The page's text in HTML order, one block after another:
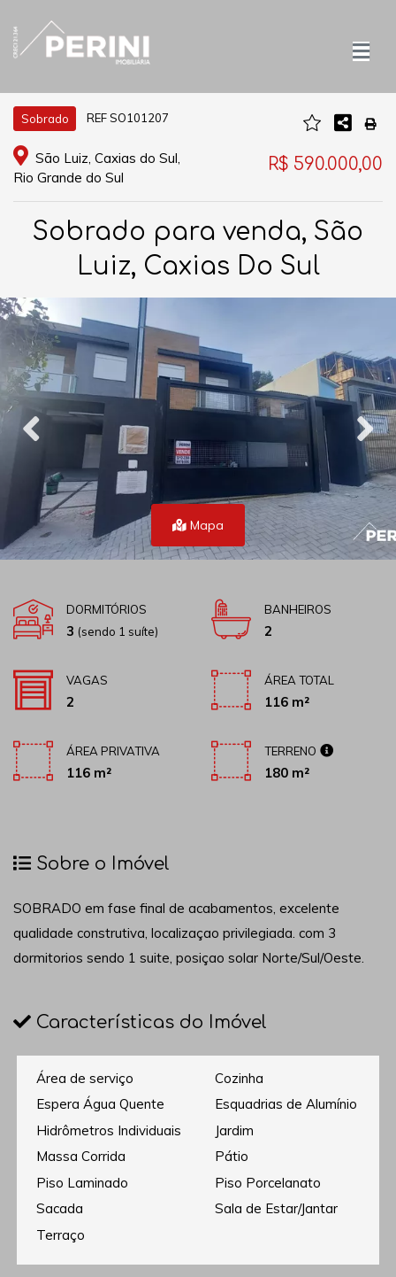
Sobrado REF SO101207
São Luiz, Caxias do Sul,
Rio Grande do Sul
R$ 590.000,00
Sobrado para venda, São
Luiz, Caxias Do Sul
Mapa
DORMITÓRIOS
3 (sendo 1 suíte)
BANHEIROS
2
VAGAS
2
ÁREA TOTAL
116 m²
ÁREA PRIVATIVA
116 m²
TERRENO
180 m²
Sobre o Imóvel
SOBRADO em fase final de acabamentos, excelente
qualidade construtiva, localizaçao privilegiada. com 3
dormitorios sendo 1 suite, posiçao solar Norte/Sul/Oeste.
Características do Imóvel
Área de serviço
Cozinha
Espera Água Quente
Esquadrias de Alumínio
Hidrômetros Individuais
Jardim
Massa Corrida
Pátio
Piso Laminado
Piso Porcelanato
Sacada
Sala de Estar/Jantar
Terraço